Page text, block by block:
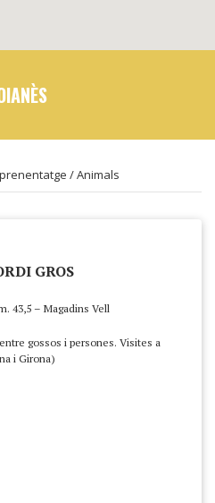
/Animals
GROS
43,5 – Magadins Vell
gossos i persones. Visites a
i Girona)